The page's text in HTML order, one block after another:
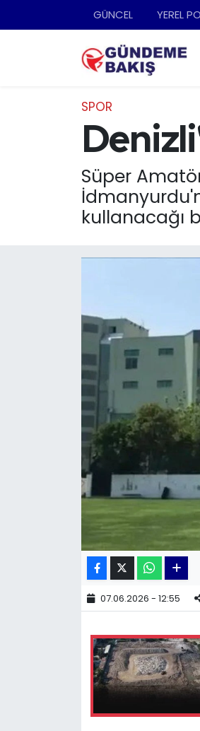
GÜNCEL YEREL
SPOR
Süper
kullanacağı
07.06.2026 - 12:55
Ankara
DÜNYA
KÜLTÜR SANAT
MAGAZİN
POLİTİKA
Siyaset
TEKNOLOJİ
YEREL POLİTİKA
YEREL YÖNETİMLER
Nöbetçi Eczaneler
Trafik Durumu
Tüm Manşetler